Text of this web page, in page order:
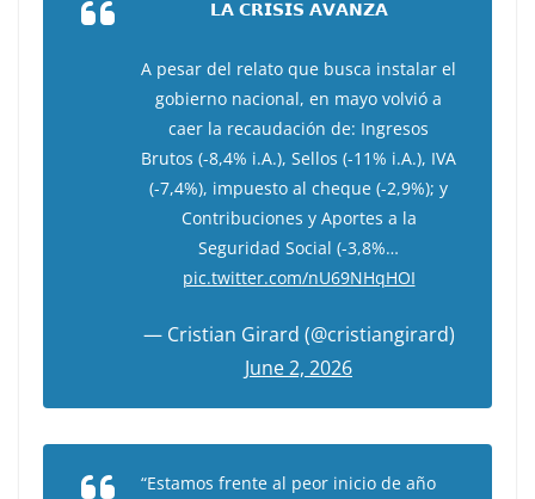
𝗟𝗔 𝗖𝗥𝗜𝗦𝗜𝗦 𝗔𝗩𝗔𝗡𝗭𝗔
A pesar del relato que busca instalar el
gobierno nacional, en mayo volvió a
caer la recaudación de: Ingresos
Brutos (-8,4% i.A.), Sellos (-11% i.A.), IVA
(-7,4%), impuesto al cheque (-2,9%); y
Contribuciones y Aportes a la
Seguridad Social (-3,8%…
pic.twitter.com/nU69NHqHOI
— Cristian Girard (@cristiangirard)
June 2, 2026
“Estamos frente al peor inicio de año